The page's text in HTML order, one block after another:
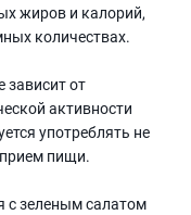
жиров и калорий,
количествах.
зависит от
активности
употреблять не
пищи.
с зеленым салатом